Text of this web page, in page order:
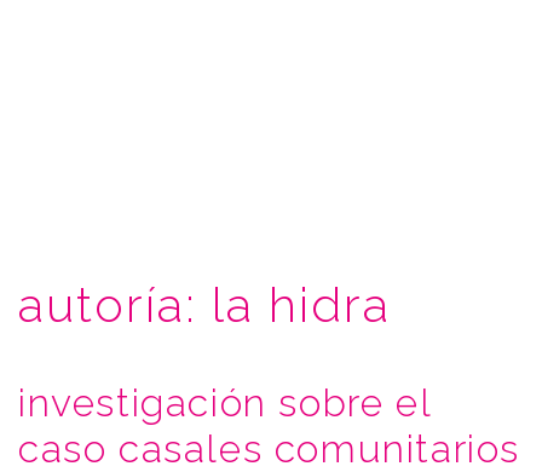
autoría: la hidra
investigación sobre el
caso casales comunitarios